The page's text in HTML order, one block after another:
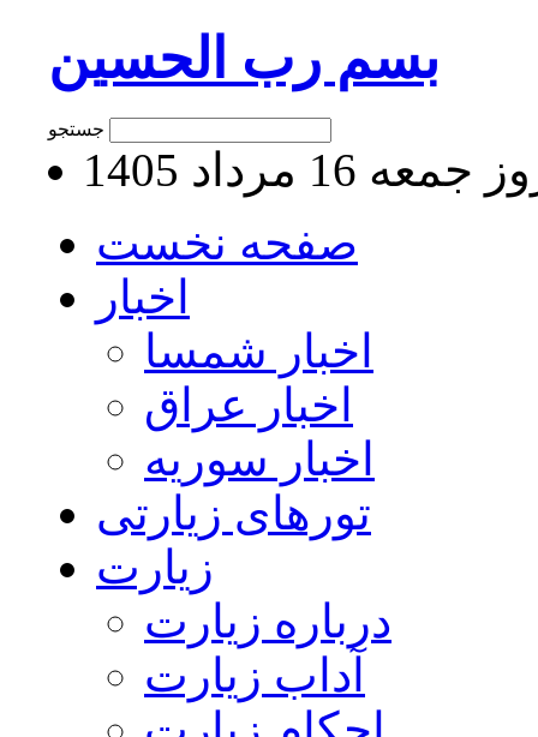
بسم رب الحسین
16 مرداد 1405
صفحه نخست
اخبار
اخبار شمسا
اخبار عراق
اخبار سوریه
تورهای زیارتی
زیارت
درباره زیارت
آداب زیارت